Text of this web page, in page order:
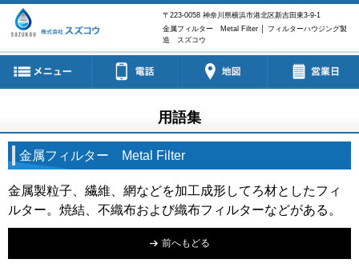
〒223-0058 神奈川県横浜市港北区新吉田東3-9-1
金属フィルター Metal Filter │ フィルターハウジング製
造 スズコウ
用語集
金属フィルター Metal Filter
金属製粒子、繊維、網などを加工成形してろ材としたフィ
ルター。焼結、不織布および織布フィルターなどがある。
前へもどる